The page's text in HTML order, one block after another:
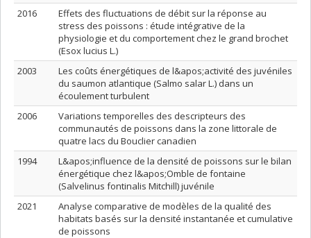
2016
Effets des fluctuations de débit sur la réponse au
stress des poissons : étude intégrative de la
physiologie et du comportement chez le grand brochet
(Esox lucius L.)
2003
Les coûts énergétiques de l&apos;activité des juvéniles
du saumon atlantique (Salmo salar L.) dans un
écoulement turbulent
2006
Variations temporelles des descripteurs des
communautés de poissons dans la zone littorale de
quatre lacs du Bouclier canadien
1994
L&apos;influence de la densité de poissons sur le bilan
énergétique chez l&apos;Omble de fontaine
(Salvelinus fontinalis Mitchill) juvénile
2021
Analyse comparative de modèles de la qualité des
habitats basés sur la densité instantanée et cumulative
de poissons